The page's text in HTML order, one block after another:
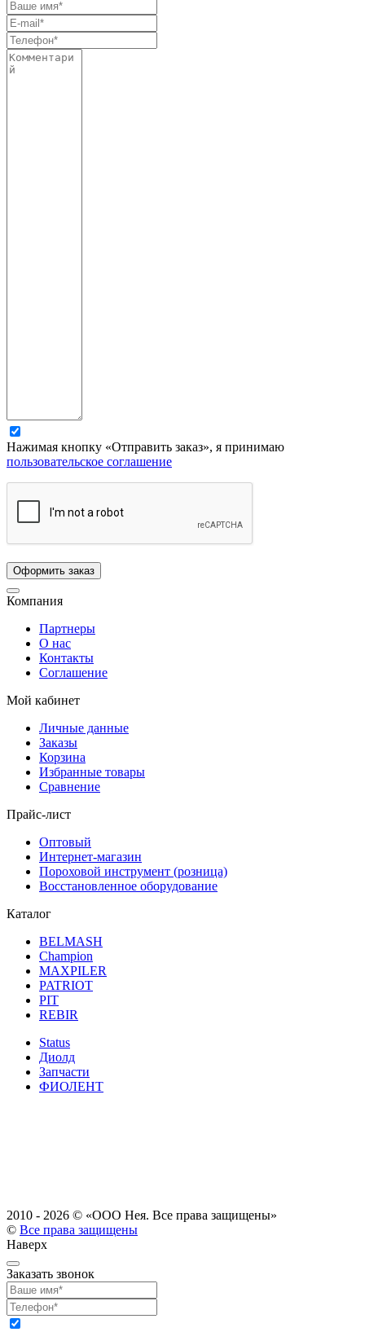
Нажимая кнопку «Отправить заказ», я принимаю
пользовательское соглашение
Компания
Партнеры
О нас
Контакты
Соглашение
Мой кабинет
Личные данные
Заказы
Корзина
Избранные товары
Сравнение
Прайс-лист
Оптовый
Интернет-магазин
Пороховой инструмент (розница)
Восстановленное оборудование
Каталог
BELMASH
Champion
MAXPILER
PATRIOT
PIT
REBIR
Status
Диолд
Запчасти
ФИОЛЕНТ
2010 - 2026 © «ООО Нея. Все права защищены»
© Все права защищены
Наверх
Заказать звонок